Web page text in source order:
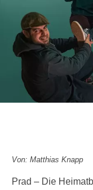
Von: Matthias Knapp
Prad – Die